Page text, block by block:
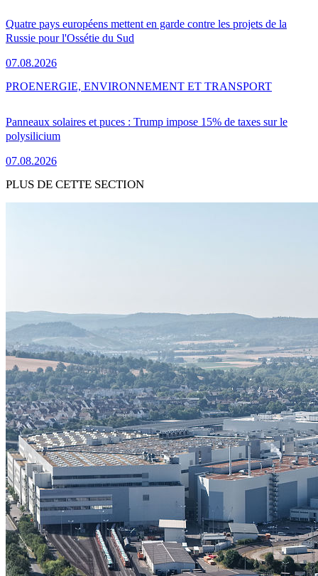
Quatre pays européens mettent en garde contre les projets de la
Russie pour l'Ossétie du Sud
07.08.2026
Panneaux solaires et puces : Trump impose 15% de taxes sur le
polysilicium
07.08.2026
PROENERGIE, ENVIRONNEMENT ET TRANSPORT
PLUS DE CETTE SECTION